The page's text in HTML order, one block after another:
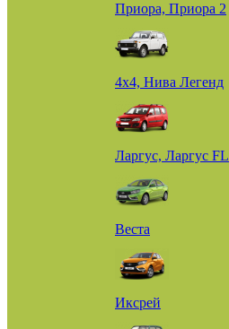
Приора, Приора 2
4х4, Нива Легенд
Ларгус, Ларгус FL
Веста
Иксрей